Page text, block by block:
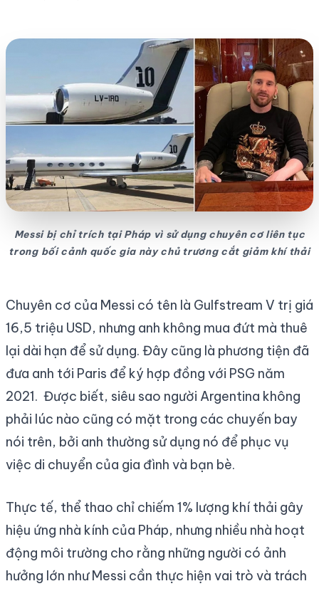
Messi bị chỉ trích tại Pháp vì sử dụng chuyên cơ liên tục
trong bối cảnh quốc gia này chủ trương cắt giảm khí thải
Chuyên cơ của Messi có tên là Gulfstream V trị giá
16,5 triệu USD, nhưng anh không mua đứt mà thuê
lại dài hạn để sử dụng. Đây cũng là phương tiện đã
đưa anh tới Paris để ký hợp đồng với PSG năm
2021. Được biết, siêu sao người Argentina không
phải lúc nào cũng có mặt trong các chuyến bay
nói trên, bởi anh thường sử dụng nó để phục vụ
việc di chuyển của gia đình và bạn bè.
Thực tế, thể thao chỉ chiếm 1% lượng khí thải gây
hiệu ứng nhà kính của Pháp, nhưng nhiều nhà hoạt
động môi trường cho rằng những người có ảnh
hưởng lớn như Messi cần thực hiện vai trò và trách